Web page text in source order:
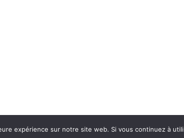
expérience sur notre site web. Si vous continuez à